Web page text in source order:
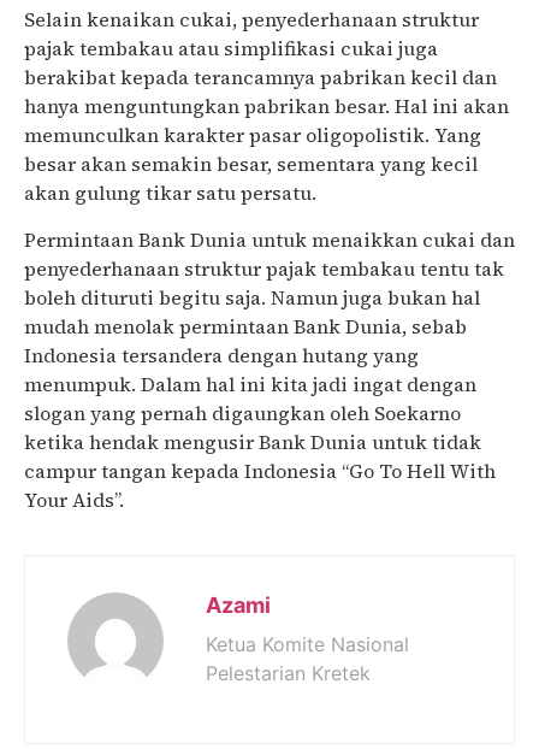
Selain kenaikan cukai, penyederhanaan struktur
pajak tembakau atau simplifikasi cukai juga
berakibat kepada terancamnya pabrikan kecil dan
hanya menguntungkan pabrikan besar. Hal ini akan
memunculkan karakter pasar oligopolistik. Yang
besar akan semakin besar, sementara yang kecil
akan gulung tikar satu persatu.
Permintaan Bank Dunia untuk menaikkan cukai dan
penyederhanaan struktur pajak tembakau tentu tak
boleh dituruti begitu saja. Namun juga bukan hal
mudah menolak permintaan Bank Dunia, sebab
Indonesia tersandera dengan hutang yang
menumpuk. Dalam hal ini kita jadi ingat dengan
slogan yang pernah digaungkan oleh Soekarno
ketika hendak mengusir Bank Dunia untuk tidak
campur tangan kepada Indonesia “Go To Hell With
Your Aids”.
Azami
Ketua Komite Nasional
Pelestarian Kretek